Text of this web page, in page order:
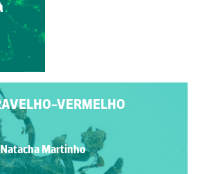
VERMELHO
Natacha Martinho